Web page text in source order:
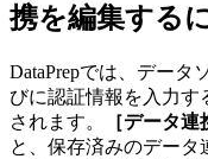
携を編集する
DataPrepでは、データ
びに認証情報を入力
されます。
［データ連
と、保存済みのデータ